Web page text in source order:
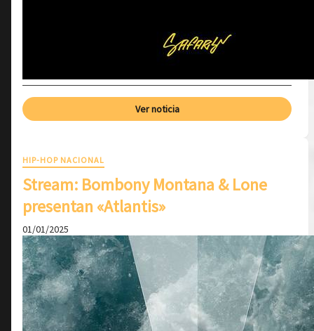
Ver noticia
HIP-HOP NACIONAL
Stream: Bombony Montana & Lone
presentan «Atlantis»
01/01/2025